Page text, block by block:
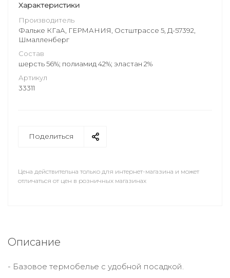
Характеристики
Производитель
Фальке КГаА, ГЕРМАНИЯ, Остштрассе 5, Д-57392,
Шмалленберг
Состав
шерсть 56%; полиамид 42%; эластан 2%
Артикул
33311
Поделиться
Цена действительна только для интернет-магазина и может
отличаться от цен в розничных магазинах
Описание
- Базовое термобелье с удобной посадкой.